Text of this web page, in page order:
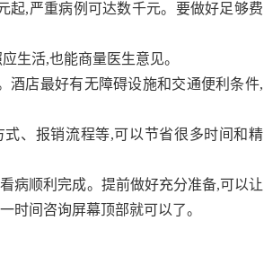
起,严重病例可达数千元。要做好足够费
生活,也能商量医生意见。
酒店最好有无障碍设施和交通便利条件,
、报销流程等,可以节省很多时间和精
病顺利完成。提前做好充分准备,可以让
时间咨询屏幕顶部就可以了。